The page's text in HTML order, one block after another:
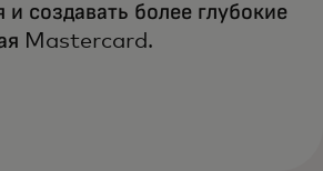
и создавать более глубокие
Mastercard.